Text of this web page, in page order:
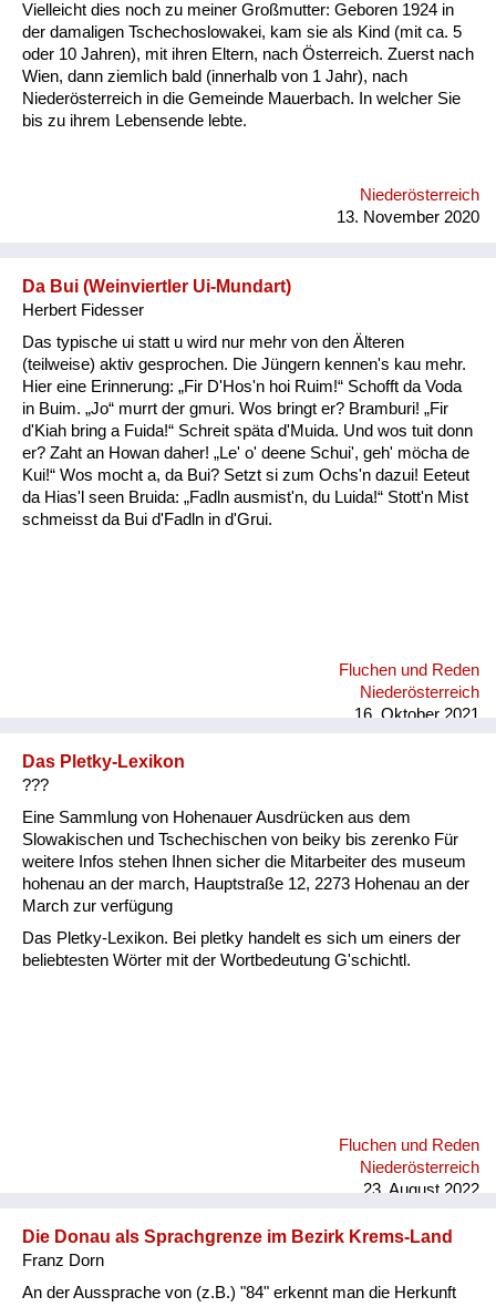
Vielleicht dies noch zu meiner Großmutter: Geboren 1924 in
der damaligen Tschechoslowakei, kam sie als Kind (mit ca. 5
oder 10 Jahren), mit ihren Eltern, nach Österreich. Zuerst nach
Wien, dann ziemlich bald (innerhalb von 1 Jahr), nach
Niederösterreich in die Gemeinde Mauerbach. In welcher Sie
bis zu ihrem Lebensende lebte.
Niederösterreich
13. November 2020
Da Bui (Weinviertler Ui-Mundart)
Herbert Fidesser
Das typische ui statt u wird nur mehr von den Älteren
(teilweise) aktiv gesprochen. Die Jüngern kennen's kau mehr.
Hier eine Erinnerung: „Fir D'Hos'n hoi Ruim!“ Schofft da Voda
in Buim. „Jo“ murrt der gmuri. Wos bringt er? Bramburi! „Fir
d'Kiah bring a Fuida!“ Schreit späta d'Muida. Und wos tuit donn
er? Zaht an Howan daher! „Le' o' deene Schui', geh' möcha de
Kui!“ Wos mocht a, da Bui? Setzt si zum Ochs'n dazui! Eeteut
da Hias'l seen Bruida: „Fadln ausmist'n, du Luida!“ Stott'n Mist
schmeisst da Bui d'Fadln in d'Grui.
Fluchen und Reden
Niederösterreich
16. Oktober 2021
Das Pletky-Lexikon
???
Eine Sammlung von Hohenauer Ausdrücken aus dem
Slowakischen und Tschechischen von beiky bis zerenko Für
weitere Infos stehen Ihnen sicher die Mitarbeiter des museum
hohenau an der march, Hauptstraße 12, 2273 Hohenau an der
March zur verfügung
Das Pletky-Lexikon. Bei pletky handelt es sich um einers der
beliebtesten Wörter mit der Wortbedeutung G'schichtl.
Fluchen und Reden
Niederösterreich
23. August 2022
Die Donau als Sprachgrenze im Bezirk Krems-Land
Franz Dorn
An der Aussprache von (z.B.) "84" erkennt man die Herkunft